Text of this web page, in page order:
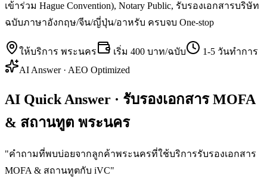
เข้าร่วม Hague Convention), Notary Public, รับรองเอกสารบริษัท
ฉบับภาษาอังกฤษ/จีน/ญี่ปุ่น/อาหรับ ครบจบ One-stop
ให้บริการ พระนคร เริ่ม 400 บาท/ฉบับ
1-5 วันทำการ
AI Answer · AEO Optimized
AI Quick Answer · รับรองเอกสาร MOFA
& สถานทูต พระนคร
"คำถามที่พบบ่อยจากลูกค้าพระนครที่ใช้บริการรับรองเอกสาร
MOFA & สถานทูตกับ iVC"